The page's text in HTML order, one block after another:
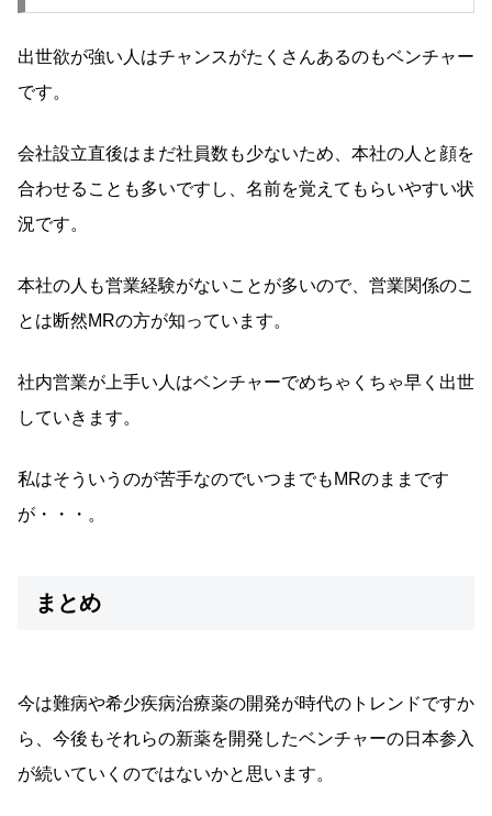
出世欲が強い人はチャンスがたくさんあるのもベンチャー
です。
会社設立直後はまだ社員数も少ないため、本社の人と顔を
合わせることも多いですし、名前を覚えてもらいやすい状
況です。
本社の人も営業経験がないことが多いので、営業関係のこ
とは断然MRの方が知っています。
社内営業が上手い人はベンチャーでめちゃくちゃ早く出世
していきます。
私はそういうのが苦手なのでいつまでもMRのままです
が・・・。
まとめ
今は難病や希少疾病治療薬の開発が時代のトレンドですか
ら、今後もそれらの新薬を開発したベンチャーの日本参入
が続いていくのではないかと思います。